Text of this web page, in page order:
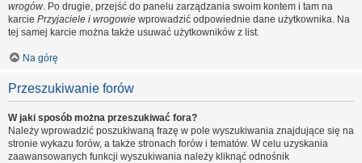
wrogów. Po drugie, przejść do panelu zarządzania swoim kontem i tam na
karcie Przyjaciele i wrogowie wprowadzić odpowiednie dane użytkownika. Na
tej samej karcie można także usuwać użytkowników z list.
Na górę
Przeszukiwanie forów
W jaki sposób można przeszukiwać fora?
Należy wprowadzić poszukiwaną frazę w pole wyszukiwania znajdujące się na
stronie wykazu forów, a także stronach forów i tematów. W celu uzyskania
zaawansowanych funkcji wyszukiwania należy kliknąć odnośnik